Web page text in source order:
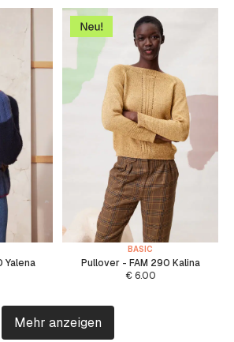
Yalena
BASIC
Pullover - FAM 290 Kalina
€6.00
Mehr anzeigen